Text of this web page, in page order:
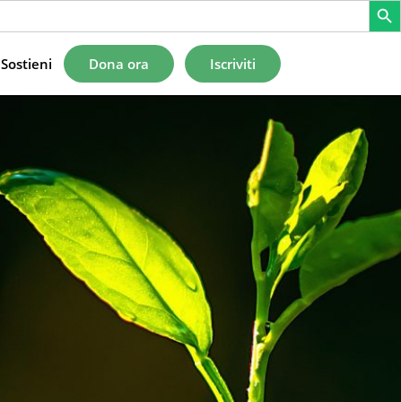
Sostieni Dona ora Iscriviti